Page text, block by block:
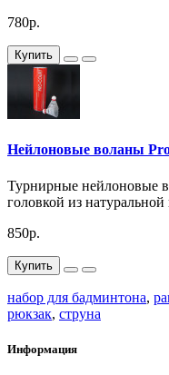
780р.
Купить
Нейлоновые воланы
Турнирные нейлоновые
головкой из
850р.
Купить
набор для бадминтона,
рюкзак, струна
Информация